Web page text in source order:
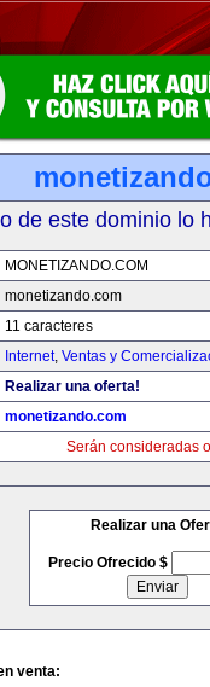
de este dominio lo
MONETIZANDO.COM
monetizando.com
11 caracteres
Internet, Ventas y
Realizar una oferta!
monetizando.com
Serán consideradas
Realizar una
Precio Ofrecido $
venta: